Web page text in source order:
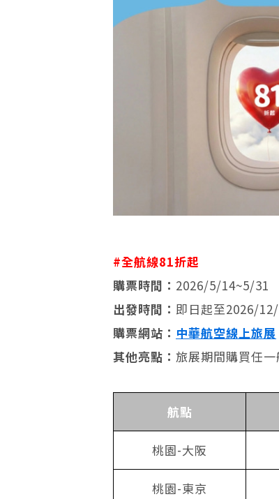
#全航線81折起
購票時間： 2026/5/14~5/31
出發時間： 即日起至2026/
購票網站： 中華航空線上旅展
其他亮點： 旅展期間購買任
航點
桃園-大阪
桃園-東京